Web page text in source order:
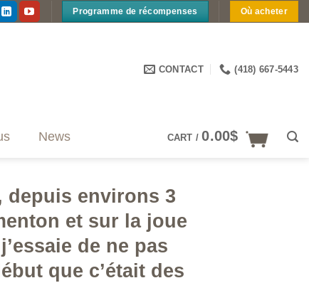
Programme de récompenses Où acheter
CONTACT (418) 667-5443
News CART /0.00$
depuis environs 3
et sur la joue
de ne pas
que c’était des